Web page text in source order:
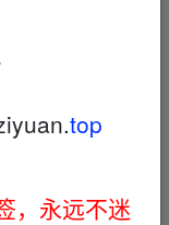
top
，永远不迷